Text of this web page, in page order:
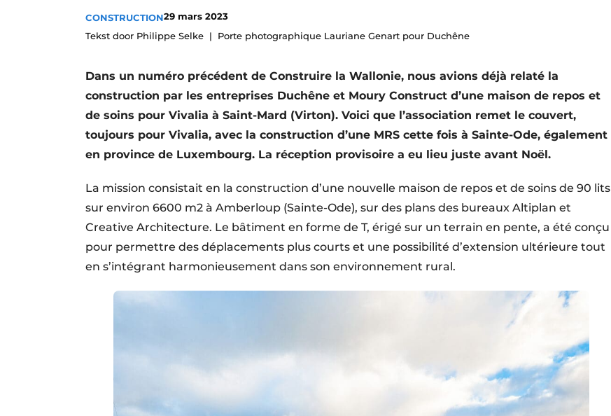
Termes et conditions
Video’s
CONSTRUCTION29 mars 2023
Tekst door Philippe Selke
Porte photographique Lauriane Genart pour Duchêne
Dans un numéro précédent de Construire la Wallonie, nous avions déjà relaté la
construction par les entreprises Duchêne et Moury Construct d’une maison de repos et
de soins pour Vivalia à Saint-Mard (Virton). Voici que l’association remet le couvert,
toujours pour Vivalia, avec la construction d’une MRS cette fois à Sainte-Ode, également
en province de Luxembourg. La réception provisoire a eu lieu juste avant Noël.
La mission consistait en la construction d’une nouvelle maison de repos et de soins de 90 lits
sur environ 6600 m2 à Amberloup (Sainte-Ode), sur des plans des bureaux Altiplan et
Creative Architecture. Le bâtiment en forme de T, érigé sur un terrain en pente, a été conçu
pour permettre des déplacements plus courts et une possibilité d’extension ultérieure tout
en s’intégrant harmo­nieusement dans son environnement rural.